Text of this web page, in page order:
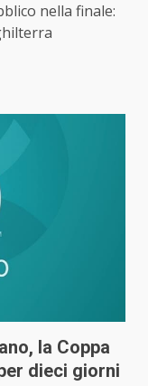
nella finale:
la Coppa
dieci giorni